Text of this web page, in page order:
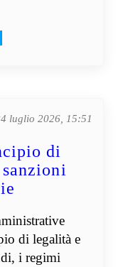
luglio 2026, 15:51
di
di legalità e
i regimi